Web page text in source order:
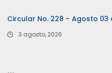
Circular No. 228 – Agosto 03
3 agosto, 2026